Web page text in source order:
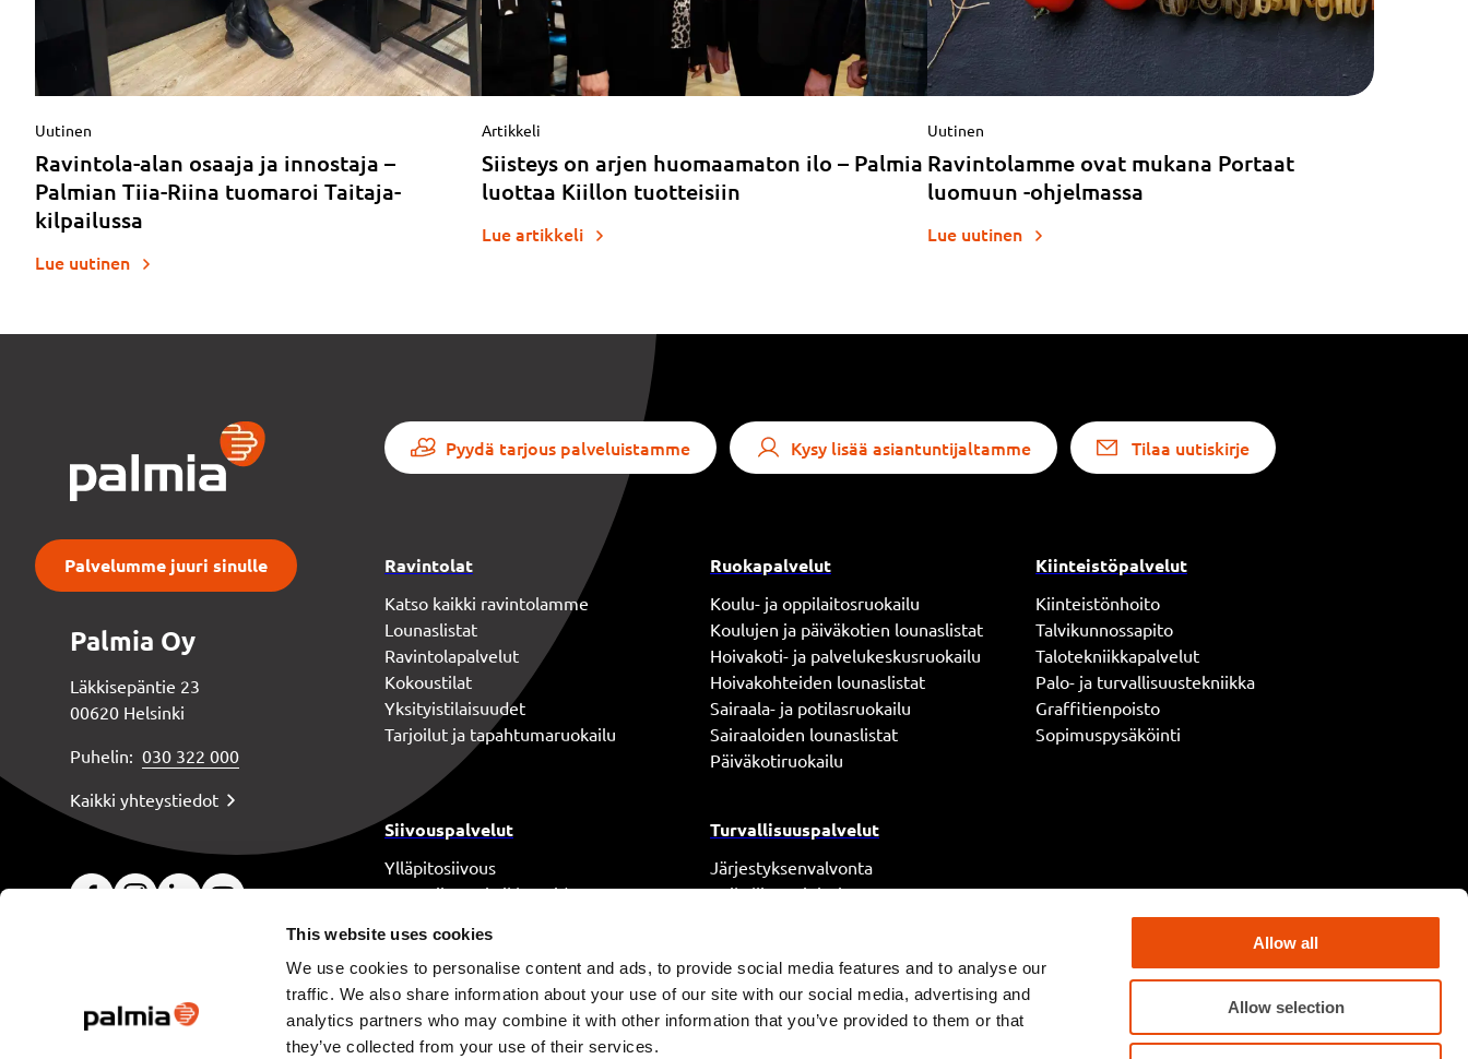
This website uses cookies
We use cookies to personalise content and ads, to provide social media features and to analyse our
traffic. We also share information about your use of our site with our social media, advertising and
analytics partners who may combine it with other information that you’ve provided to them or that
they’ve collected from your use of their services.
Allow all
Allow selection
Uutinen
Ravintola-alan osaaja ja innostaja –
Palmian Tiia-Riina tuomaroi Taitaja-
kilpailussa
Lue uutinen
Artikkeli
Siisteys on arjen huomaamaton ilo – Palmia
luottaa Kiillon tuotteisiin
Lue artikkeli
Uutinen
Ravintolamme ovat mukana Portaat
luomuun -ohjelmassa
Lue uutinen
Palvelumme juuri sinulle
Palmia Oy
Läkkisepäntie 23
00620 Helsinki
Puhelin: 030 322 000
Kaikki yhteystiedot
Pyydä tarjous palveluistamme Kysy lisää asiantuntijaltamme Tilaa uutiskirje
Ravintolat
Katso kaikki ravintolamme
Lounaslistat
Ravintolapalvelut
Kokoustilat
Yksityistilaisuudet
Tarjoilut ja tapahtumaruokailu
Ruokapalvelut
Koulu- ja oppilaitosruokailu
Koulujen ja päiväkotien lounaslistat
Hoivakoti- ja palvelukeskusruokailu
Hoivakohteiden lounaslistat
Sairaala- ja potilasruokailu
Sairaaloiden lounaslistat
Päiväkotiruokailu
Kiinteistöpalvelut
Kiinteistönhoito
Talvikunnossapito
Talotekniikkapalvelut
Palo- ja turvallisuustekniikka
Graffitienpoisto
Sopimuspysäköinti
Siivouspalvelut
Ylläpitosiivous
Perussiivous ja ikkunoiden pesu
Laitoshuolto
Siivouksen asiantuntijapalvelut
Turvallisuuspalvelut
Järjestyksenvalvonta
Paikallisvartiointi
Hälytyskeskuspalvelut
Tapahtumaturvallisuus
Palo- ja turvallisuustekniikka